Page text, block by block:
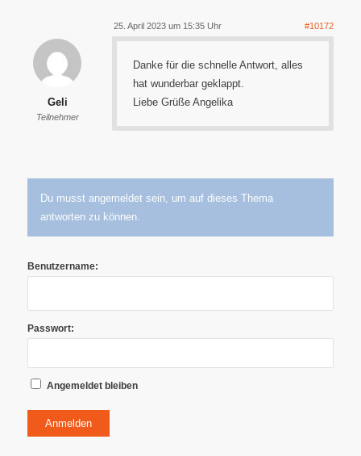
25. April 2023 um 15:35 Uhr #10172
Geli
Teilnehmer
Danke für die schnelle Antwort, alles
hat wunderbar geklappt.
Liebe Grüße Angelika
Du musst angemeldet sein, um auf dieses Thema
antworten zu können.
Benutzername:
Passwort:
Angemeldet bleiben
Anmelden